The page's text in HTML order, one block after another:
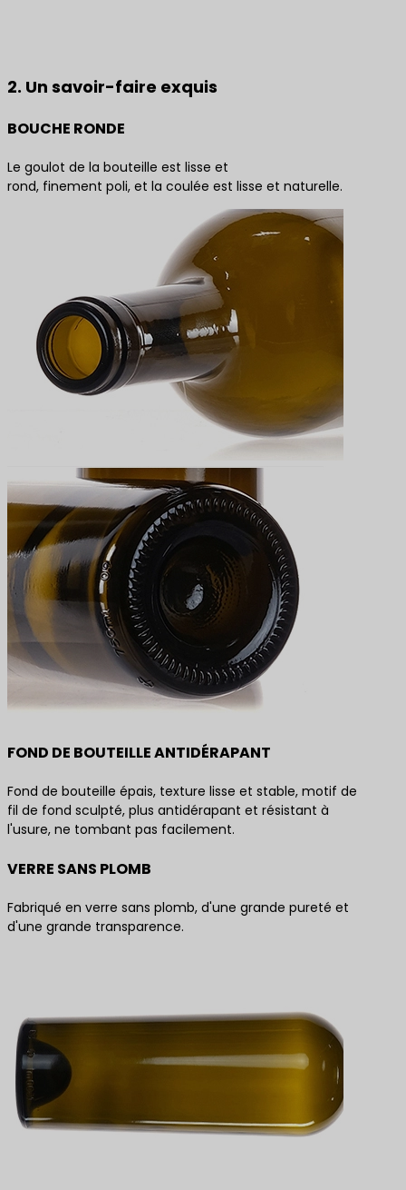
2. Un savoir-faire exquis
BOUCHE RONDE
Le goulot de la bouteille est lisse et
rond, finement poli, et la coulée est lisse et naturelle.
FOND DE BOUTEILLE ANTIDÉRAPANT
Fond de bouteille épais, texture lisse et stable, motif de
fil de fond sculpté, plus antidérapant et résistant à
l'usure, ne tombant pas facilement.
VERRE SANS PLOMB
Fabriqué en verre sans plomb, d'une grande pureté et
d'une grande transparence.